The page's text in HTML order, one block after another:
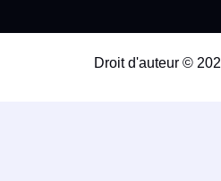
Droit d'auteur ©